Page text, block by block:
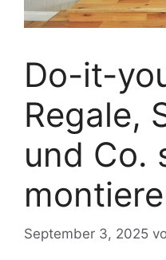
Do-it-
Regale,
und Co.
September 3, 2025